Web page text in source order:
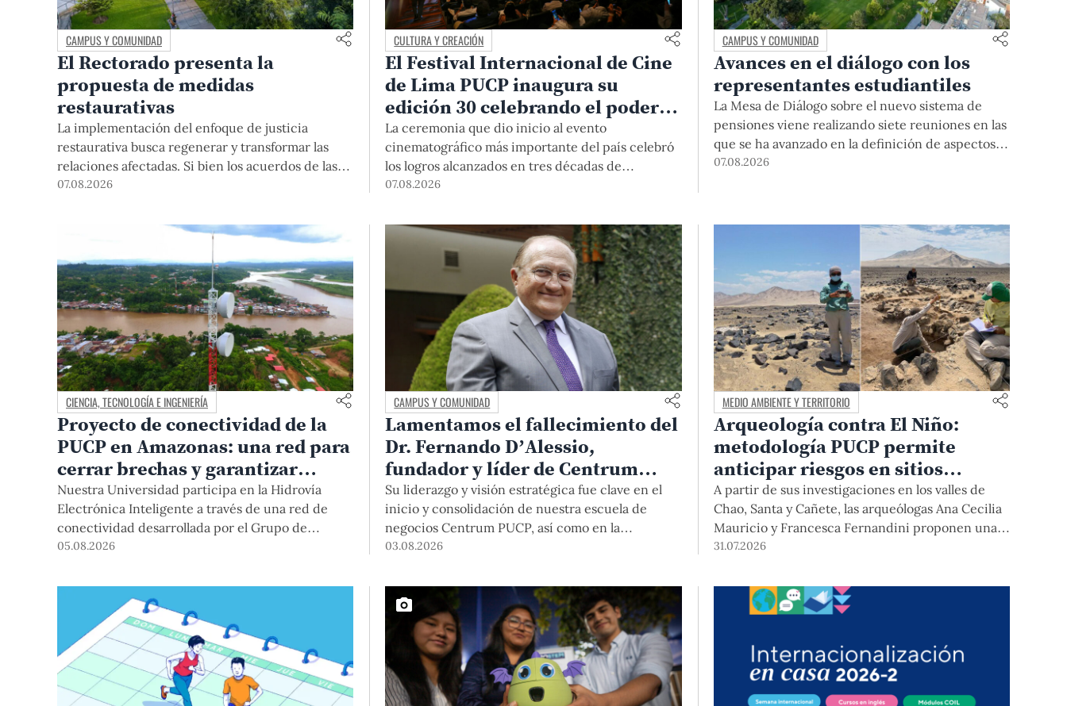
CAMPUS Y COMUNIDAD
El Rectorado presenta la
propuesta de medidas
restaurativas
La implementación del enfoque de justicia
restaurativa busca regenerar y transformar las
relaciones afectadas. Si bien los acuerdos de las
medidas restaurativas podrían ser considerados
reemplaza sus procedimientos.
07.08.2026
CULTURA Y CREACIÓN
El Festival Internacional de Cine
de Lima PUCP inaugura su
edición 30 celebrando el poder
del encuentro
La ceremonia que dio inicio al evento
cinematográfico más importante del país celebró
los logros alcanzados en tres décadas de
existencia, rindió homenaje a las cineastas
llamado de nuestra Universidad a escuchar al
sector artístico y académico frente a la reciente
creación del Colegio Profesional de Artistas del
07.08.2026
CAMPUS Y COMUNIDAD
Avances en el diálogo con los
representantes estudiantiles
La Mesa de Diálogo sobre el nuevo sistema de
pensiones viene realizando siete reuniones en las
que se ha avanzado en la definición de aspectos
clave para su desarrollo.
07.08.2026
CIENCIA, TECNOLOGÍA E INGENIERÍA
Proyecto de conectividad de la
PUCP en Amazonas: una red para
cerrar brechas y garantizar
derechos
Nuestra Universidad participa en la Hidrovía
Electrónica Inteligente a través de una red de
conectividad desarrollada por el Grupo de
Telecomunicaciones Rurales (GTR-PUCP) desde
desarrollo de esta red, sus aportes a la salud y la
educación de la zona, así como los alcances de la
intervención de la PUCP en el proyecto.
05.08.2026
CAMPUS Y COMUNIDAD
Lamentamos el fallecimiento del
Dr. Fernando D’Alessio,
fundador y líder de Centrum
PUCP
Su liderazgo y visión estratégica fue clave en el
inicio y consolidación de nuestra escuela de
negocios Centrum PUCP, así como en la
formación de profesionales empresariales
Universidad agradece el aporte del vicealmirante
AP (r) Dr. Fernando D'Alessio (1944-2026).
03.08.2026
MEDIO AMBIENTE Y TERRITORIO
Arqueología contra El Niño:
metodología PUCP permite
anticipar riesgos en sitios
arqueológicos
A partir de sus investigaciones en los valles de
Chao, Santa y Cañete, las arqueólogas Ana Cecilia
Mauricio y Francesca Fernandini proponen una
herramienta de bajo costo que combina datos
geográfica y trabajo de campo para identificar
sitios arqueológicos vulnerables ante lluvias,
asociados al fenómeno de El Niño.
31.07.2026